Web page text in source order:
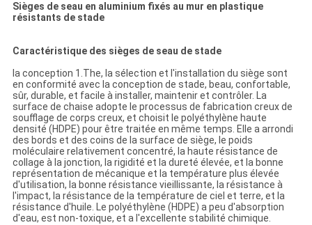
Sièges de seau en aluminium fixés au mur en plastique
résistants de stade
Caractéristique des sièges de seau de stade
la conception 1.The, la sélection et l'installation du siège sont
en conformité avec la conception de stade, beau, confortable,
sûr, durable, et facile à installer, maintenir et contrôler. La
surface de chaise adopte le processus de fabrication creux de
soufflage de corps creux, et choisit le polyéthylène haute
densité (HDPE) pour être traitée en même temps. Elle a arrondi
des bords et des coins de la surface de siège, le poids
moléculaire relativement concentré, la haute résistance de
collage à la jonction, la rigidité et la dureté élevée, et la bonne
représentation de mécanique et la température plus élevée
d'utilisation, la bonne résistance vieillissante, la résistance à
l'impact, la résistance de la température de ciel et terre, et la
résistance d'huile. Le polyéthylène (HDPE) a peu d'absorption
d'eau, est non-toxique, et a l'excellente stabilité chimique.